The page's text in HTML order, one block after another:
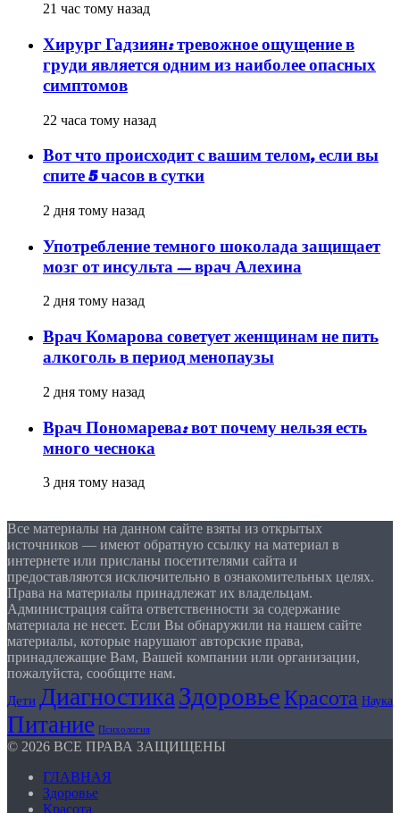
21 час тому назад
Хирург Гадзиян: тревожное ощущение в
груди является одним из наиболее опасных
симптомов
22 часа тому назад
Вот что происходит с вашим телом, если вы
спите 5 часов в сутки
2 дня тому назад
Употребление темного шоколада защищает
мозг от инсульта — врач Алехина
2 дня тому назад
Врач Комарова советует женщинам не пить
алкоголь в период менопаузы
2 дня тому назад
Врач Пономарева: вот почему нельзя есть
много чеснока
3 дня тому назад
Все материалы на данном сайте взяты из открытых
источников — имеют обратную ссылку на материал в
интернете или присланы посетителями сайта и
предоставляются исключительно в ознакомительных целях.
Права на материалы принадлежат их владельцам.
Администрация сайта ответственности за содержание
материала не несет. Если Вы обнаружили на нашем сайте
материалы, которые нарушают авторские права,
принадлежащие Вам, Вашей компании или организации,
пожалуйста, сообщите нам.
Дети ДиагностикаЗдоровьеКрасота Наука
Питание Психология
© 2026 ВСЕ ПРАВА ЗАЩИЩЕНЫ
ГЛАВНАЯ
Здоровье
Красота